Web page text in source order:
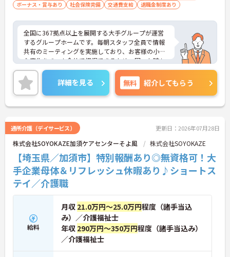
ボーナス・賞与あり
社会保険完備 交通費支給 退職金制度あり
全国に367拠点以上を展開する大手グループが運営
するグループホームです。毎朝スタッフ全員で情報
共有のミーティングを実施しており、お客様の小さ
な変化をチーム全体で把握できるため、困った時も
すぐに相談できる安心の体制が整っています。待遇
面では、賞与年2回に加え、日々の努力や売上への
寄与を評価する特別報酬が支給されるため、高いモ
チベーションを保ちながら勤務できる環境です。さ
らに、清潔感があれば髪色やネイルなどの規定がな
イルで働くことができます。認知症ケアの専門性を
高めたい方にも最適な環境であり、手厚い研修体制
を通じて働きながらスキルアップを目指すことも可
能です。年間17日のリフレッシュ休暇や定年後の再
雇用制度など、長期的にキャリアを描ける福利厚生
も大きな魅力です。
★おすすめPOINT★
働ける環境です】
・毎朝スタッフ全員で情報共有のミーティングを実
施しているため、お客様の変化や業務連絡を細やか
に把握できます。
・困った時もすぐに相談してフォローし合える体制
詳細を見る 無料 紹介してもらう
通所介護（デイサービス） 更新日：2026年07月28日
株式会社SOYOKAZE加須ケアセンターそよ風 株式会社SOYOKAZE
【埼玉県／加須市】特別報酬あり◎無資格可！大
手企業母体＆リフレッシュ休暇あり♪ショートス
テイ／介護職
給料
月収 21.0万円～25.0万円程度（諸手当込
み）／介護福祉士
年収 290万円～350万円程度（諸手当込み）
／介護福祉士